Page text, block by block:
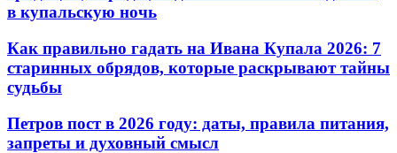
в купальскую ночь
Как правильно гадать на Ивана Купала 2026: 7
старинных обрядов, которые раскрывают тайны
судьбы
Петров пост в 2026 году: даты, правила питания,
запреты и духовный смысл